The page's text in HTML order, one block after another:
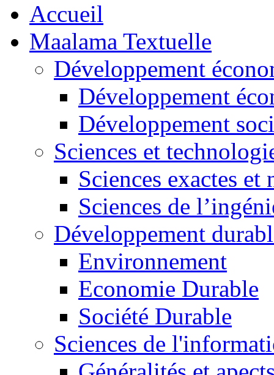
Accueil
Maalama Textuelle
Développement
Développement
Développement
Sciences et
Sciences exactes et
Sciences de
Développement
Environnement
Economie Durable
Société Durable
Sciences de